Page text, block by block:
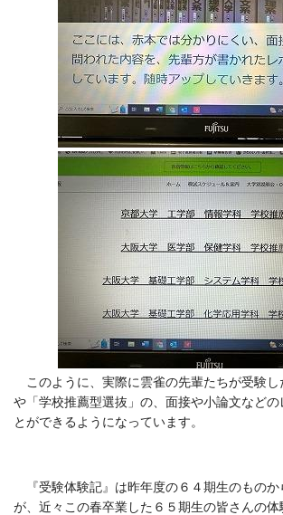
このように、実際に雲雀の先輩たちが受験し
や「学校推薦型選抜」の、面接や小論文などの
とができるようになっています。
『受験体験記』は昨年度の６４期生のもの
が、近々この春卒業した６５期生の皆さんの